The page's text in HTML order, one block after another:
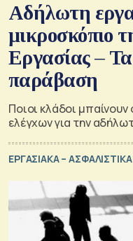
Αδήλωτη
μικροσκόπιο
Εργασίας –
παράβαση
Ποιοι κλάδοι
ελέγχων για την
ΕΡΓΑΣΙΑΚΑ – ΑΣΦΑΛΙΣΤΙΚΑ